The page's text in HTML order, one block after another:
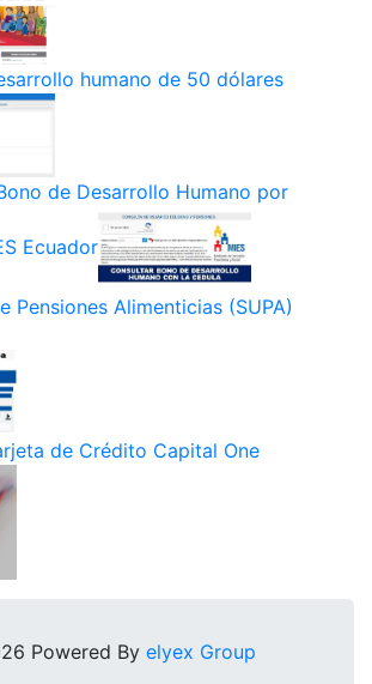
humano de 50 dólares
de Desarrollo Humano por
Ecuador
Pensiones Alimenticias (SUPA)
de Crédito Capital One
Powered By elyex Group